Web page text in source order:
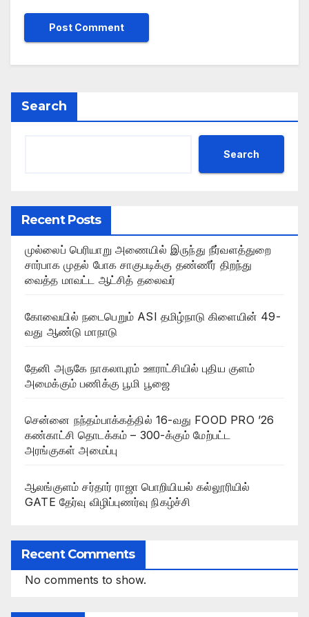
Search
Search
Recent Posts
முல்லைப் பெரியாறு அணையில் இருந்து நீர்வளத்துறை
சார்பாக முதல் போக சாகுபடிக்கு தண்ணீர் திறந்து
வைத்த மாவட்ட ஆட்சித் தலைவர்
கோவையில் நடைபெறும் ASI தமிழ்நாடு கிளையின் 49-
வது ஆண்டு மாநாடு
தேனி அருகே நாகலாபுரம் ஊராட்சியில் புதிய குளம்
அமைக்கும் பணிக்கு பூமி பூஜை
சென்னை நந்தம்பாக்கத்தில் 16-வது FOOD PRO ’26
கண்காட்சி தொடக்கம் – 300-க்கும் மேற்பட்ட
அரங்குகள் அமைப்பு
ஆலங்குளம் சர்தார் ராஜா பொறியியல் கல்லூரியில்
GATE தேர்வு விழிப்புணர்வு நிகழ்ச்சி
Recent Comments
No comments to show.